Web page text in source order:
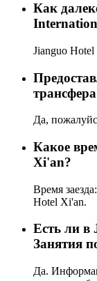
Как
Jianguo
Да,
Какое
Xi'an?
Время
Hotel Xi'an.
Есть ли в
Занятия
Да.